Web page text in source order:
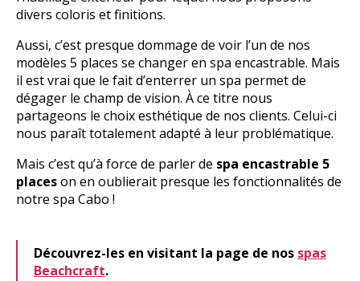
divers coloris et finitions.
Aussi, c’est presque dommage de voir l’un de nos
modèles 5 places se changer en spa encastrable. Mais
il est vrai que le fait d’enterrer un spa permet de
dégager le champ de vision. À ce titre nous
partageons le choix esthétique de nos clients. Celui-ci
nous paraît totalement adapté à leur problématique.
Mais c’est qu’à force de parler de spa encastrable 5
placeson en oublierait presque les fonctionnalités de
notre spa Cabo !
Découvrez-les en visitant la page de nos spas
Beachcraft.